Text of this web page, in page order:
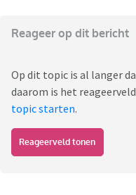
Reageer op dit bericht
Op dit topic is al langer
daarom is het
topic starten.
Reageerveld tonen